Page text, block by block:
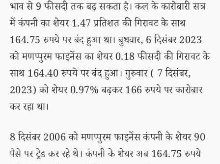
भाव से 9 फीसदी तक बढ़ सकता है। कल के कारोबारी सत्र
में कंपनी का शेयर 1.47 प्रतिशत की गिरावट के साथ
164.75 रुपये पर बंद हुआ था। बुधवार, 6 दिसंबर 2023
को मणप्पुरम फाइनेंस का शेयर 0.18 फीसदी की गिरावट के
साथ 164.40 रुपये पर बंद हुआ। गुरुवार ( 7 दिसंबर,
2023) को शेयर 0.97% बढ़कर 166 रुपये पर कारोबार
कर रहा था।
8 दिसंबर 2006 को मणप्पुरम फाइनेंस कंपनी के शेयर 90
पैसे पर ट्रेड कर रहे थे। कंपनी के शेयर अब 164.75 रुपये